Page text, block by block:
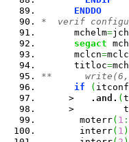
ENDDO
*  verif
      mchelm
=
segact
      mclcn
=
      titloc
=
**      write(6,*)
if
(
     >
. and . (
>
       moterr
( 1 :
       interr
( 1 )